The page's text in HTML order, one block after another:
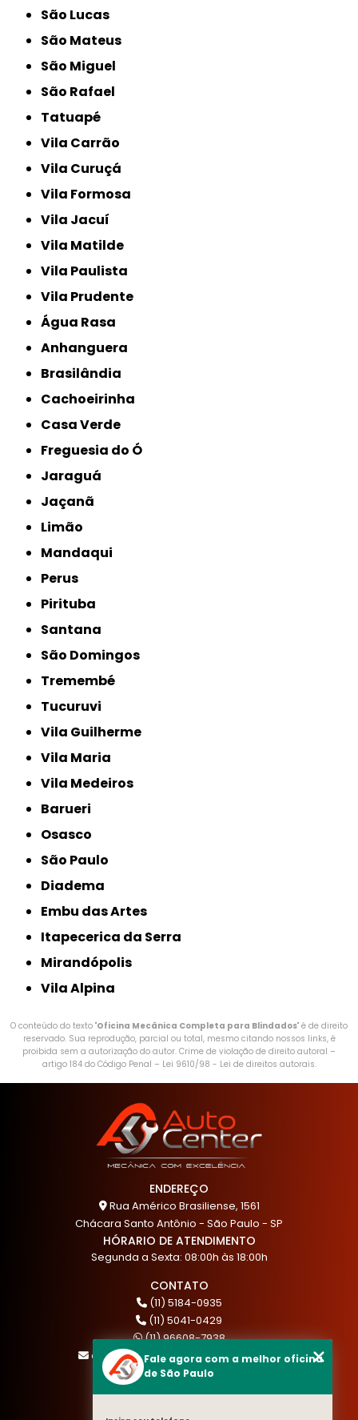
São Lucas
São Mateus
São Miguel
São Rafael
Tatuapé
Vila Carrão
Vila Curuçá
Vila Formosa
Vila Jacuí
Vila Matilde
Vila Paulista
Vila Prudente
Água Rasa
Anhanguera
Brasilândia
Cachoeirinha
Casa Verde
Freguesia do Ó
Jaraguá
Jaçanã
Limão
Mandaqui
Perus
Pirituba
Santana
São Domingos
Tremembé
Tucuruvi
Vila Guilherme
Vila Maria
Vila Medeiros
Barueri
Osasco
São Paulo
Diadema
Embu das Artes
Itapecerica da Serra
Mirandópolis
Vila Alpina
O conteúdo do texto "Oficina Mecânica Completa para Blindados" é de direito
reservado. Sua reprodução, parcial ou total, mesmo citando nossos links, é
proibida sem a autorização do autor. Crime de violação de direito autoral –
artigo 184 do Código Penal – Lei 9610/98 - Lei de direitos autorais.
ENDEREÇO
Rua Américo Brasiliense, 1561
Chácara Santo Antônio - São Paulo - SP
HÓRARIO DE ATENDIMENTO
Segunda a Sexta: 08:00h às 18:00h
CONTATO
(11) 5184-0935
(11) 5041-0429
(11) 96608-7938
atendimento@akautocenter.com.br
MENU
Fale agora com a melhor oficina
de São Paulo